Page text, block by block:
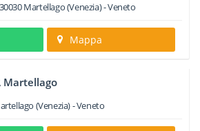
30030Martellago(Venezia) -Veneto
Mappa
Martellago
(Venezia) -Veneto